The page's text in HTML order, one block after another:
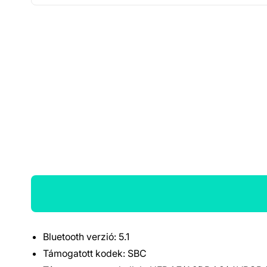
Termék részletek
Bluetooth verzió: 5.1
Támogatott kodek: SBC